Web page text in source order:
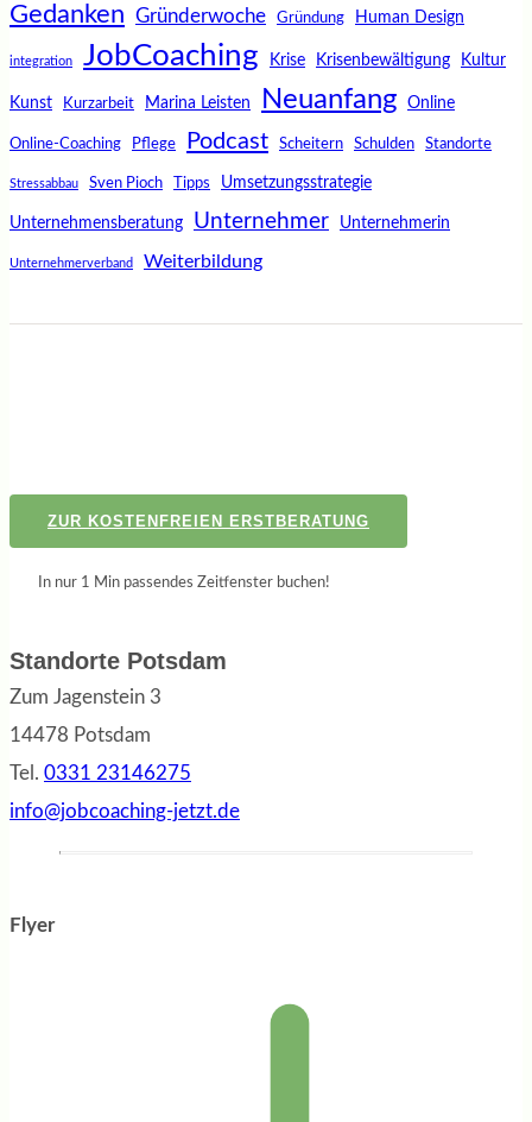
Gedanken Gründerwoche Gründung Human Design
integration JobCoaching Krise Krisenbewältigung Kultur
Kunst Kurzarbeit Marina Leisten Neuanfang Online
Online-Coaching Pflege Podcast Scheitern Schulden Standorte
Stressabbau Sven Pioch Tipps Umsetzungsstrategie
Unternehmensberatung Unternehmer Unternehmerin
Unternehmerverband Weiterbildung
ZUR KOSTENFREIEN ERSTBERATUNG
In nur 1 Min passendes Zeitfenster buchen!
Standorte Potsdam
Zum Jagenstein 3
14478 Potsdam
Tel. 0331 23146275
info@jobcoaching-jetzt.de
Flyer